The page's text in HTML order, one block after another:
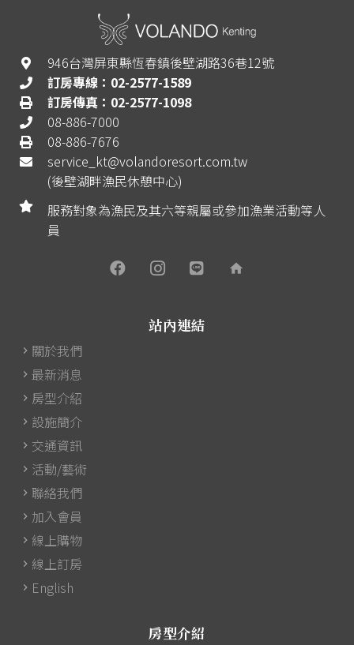
946台灣屏東縣恆春鎮後壁湖路36巷12號
訂房專線：02-2577-1589
訂房傳真：02-2577-1098
08-886-7000
08-886-7676
service_kt@volandoresort.com.tw
(後壁湖畔漁民休憩中心)
服務對象為漁民及其六等親屬或參加漁業活動等人
員
home
站內連結
關於我們
最新消息
房型介紹
設施簡介
交通資訊
活動/藝術
聯絡我們
加入會員
線上購物
線上訂房
English
房型介紹